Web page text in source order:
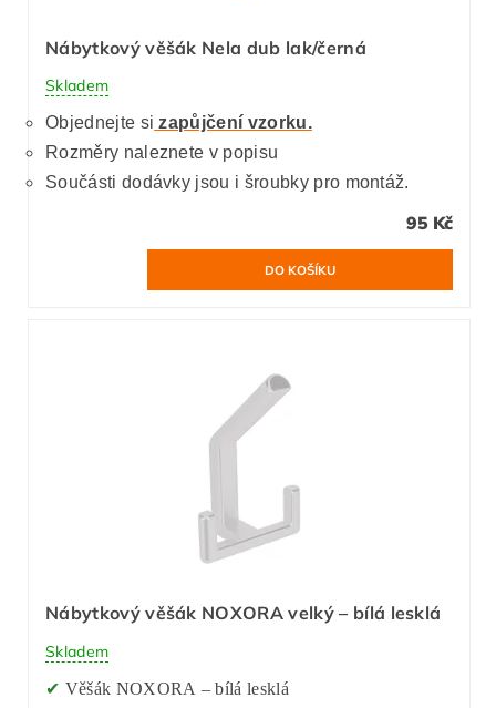
Nábytkový věšák Nela dub lak/černá
Skladem
Objednejte si zapůjčení vzorku.
Rozměry naleznete v popisu
Součásti dodávky jsou i šroubky pro montáž.
95 Kč
Nábytkový věšák NOXORA velký – bílá lesklá
Skladem
✔ Věšák NOXORA – bílá lesklá